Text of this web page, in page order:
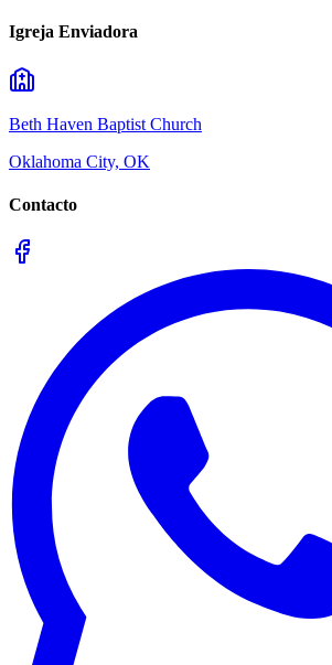
Igreja Enviadora
Beth Haven Baptist Church
Oklahoma City, OK
Contacto